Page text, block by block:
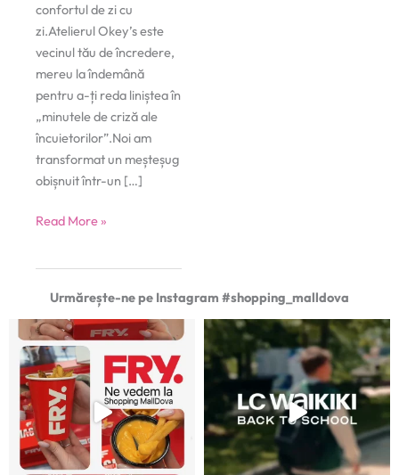
confortul de zi cu
zi.Atelierul Okey’s este
vecinul tău de încredere,
mereu la îndemână
pentru a-ți reda liniștea în
„minutele de criză ale
încuietorilor”.Noi am
transformat un meșteșug
obișnuit într-un […]
Okey’s
Read More »
Urmărește-ne pe Instagram #shopping_malldova